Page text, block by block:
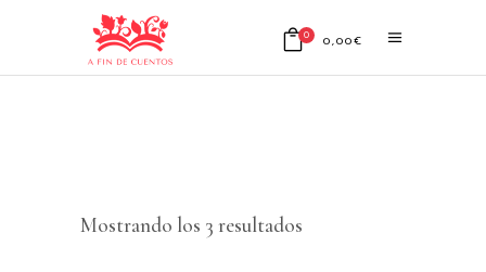
0 0,00€
Mostrando los 3 resultados